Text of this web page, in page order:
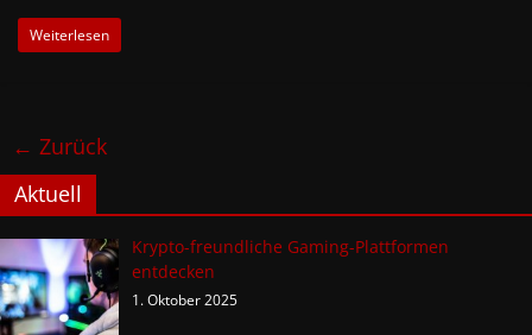
Weiterlesen
← Zurück
Aktuell
Krypto-freundliche Gaming-Plattformen
entdecken
1. Oktober 2025